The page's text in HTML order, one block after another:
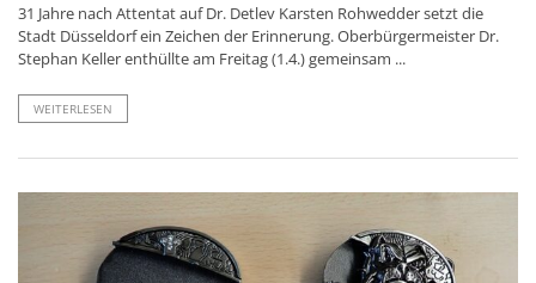
31 Jahre nach Attentat auf Dr. Detlev Karsten Rohwedder setzt die
Stadt Düsseldorf ein Zeichen der Erinnerung. Oberbürgermeister Dr.
Stephan Keller enthüllte am Freitag (1.4.) gemeinsam ...
WEITERLESEN